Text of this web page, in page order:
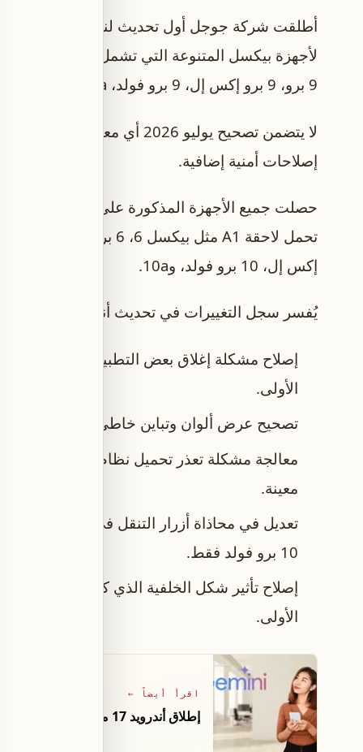
9 برو، 9 برو إكس إل، 9 برو فولد، 9a، بيكسل 10، 10 برو، 10 برو إكس إل، 10 برو فولد، و10a.
لا يتضمن تصحيح يوليو 2026
إصلاحات أمنية إضافية.
إكس إل، 10 برو فولد، و10a.
يُفسر سجل التغييرات في تحديث أندرويد 17 يوليو للأجهزة كما يلي:
إصلاح مشكلة إغلاق بعض التطبيقات بشكل غير
الأولى.
تصحيح عرض ألوان وتباين خاطئ في بعض
معالجة مشكلة تعذر تحميل نظام أندرويد أو
معينة.
تعديل في محاذاة أزرار التنقل في الأجهزة
10 برو فولد فقط.
إصلاح تأثير شكل الخلفية الذي كان يغطي
الأولى.
اقرأ أيضاً ←
إطلاق أندرويد 17 مع أدوات تعدد المهام وتوسيع ميزات جيميني من جوجل